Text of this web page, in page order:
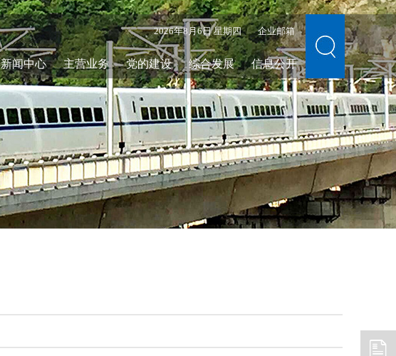
2026年8月6日 星期四 企业邮箱
新闻中心 主营业务 党的建设 综合发展 信息公开